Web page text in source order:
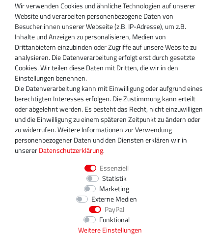
SUPPORT
Inhaber:
Magnos Turbosystems GmbH
Miraustraße 27-29
D-13509 Berlin
+49 30 340 606 740
+49 30 340 606 740
+49 30 340 606 745
info@turboservice24.de
Aktuelle Öffnungszeiten
Mo-Fr: 08:00 Uhr - 18:00 Uhr
Sa: geschlossen
Wir verwenden Cookies und ähnliche Technologien auf unserer
Website und verarbeiten personenbezogene Daten von
Besucher:innen unserer Webseite (z.B. IP-Adresse), um z.B.
Inhalte und Anzeigen zu personalisieren, Medien von
Drittanbietern einzubinden oder Zugriffe auf unsere Website zu
analysieren. Die Datenverarbeitung erfolgt erst durch gesetzte
Cookies. Wir teilen diese Daten mit Dritten, die wir in den
Einstellungen benennen.
Die Datenverarbeitung kann mit Einwilligung oder aufgrund eines
berechtigten Interesses erfolgen. Die Zustimmung kann erteilt
oder abgelehnt werden. Es besteht das Recht, nicht einzuwilligen
und die Einwilligung zu einem späteren Zeitpunkt zu ändern oder
zu widerrufen. Weitere Informationen zur Verwendung
personenbezogener Daten und den Diensten erklären wir in
unsererDaten­schutz­erklärung.
Essenziell
Statistik
Marketing
Externe Medien
PayPal
Funktional
Weitere Einstellungen